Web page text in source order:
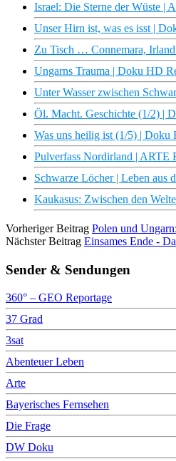
Israel: Die Sterne der Wüste |
Unser Hirn ist, was es isst |
Zu Tisch … Connemara,
Ungarns Trauma | Doku HD
Unter Wasser zwischen
Öl. Macht. Geschichte (1/2) |
Was uns heilig ist (1/5) | Doku
Pulverfass Nordirland | ARTE
Schwarze Löcher | Leben
Kaukasus: Zwischen den
Vorheriger Beitrag Polen und
Nächster Beitrag Einsames Ende -
Sender & Sendungen
360° – GEO Reportage
37 Grad
3sat
Abenteuer Leben
Arte
Bayerisches Fernsehen
Die Frage
DW Doku